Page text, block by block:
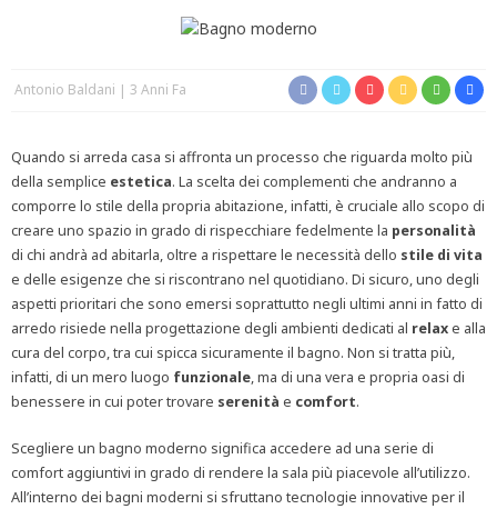
Antonio Baldani 3 Anni Fa
Quando si arreda casa si affronta un processo che riguarda molto più
della semplice estetica. La scelta dei complementi che andranno a
comporre lo stile della propria abitazione, infatti, è cruciale allo scopo di
creare uno spazio in grado di rispecchiare fedelmente la personalità
di chi andrà ad abitarla, oltre a rispettare le necessità dello stile di vita
e delle esigenze che si riscontrano nel quotidiano. Di sicuro, uno degli
aspetti prioritari che sono emersi soprattutto negli ultimi anni in fatto di
arredo risiede nella progettazione degli ambienti dedicati al relaxe alla
cura del corpo, tra cui spicca sicuramente il bagno. Non si tratta più,
infatti, di un mero luogo funzionale, ma di una vera e propria oasi di
benessere in cui poter trovare serenità e comfort.
Scegliere un bagno moderno significa accedere ad una serie di
comfort aggiuntivi in grado di rendere la sala più piacevole all’utilizzo.
All’interno dei bagni moderni si sfruttano tecnologie innovative per il